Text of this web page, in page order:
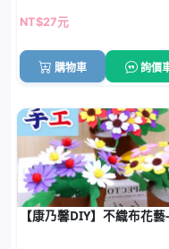
NT$27元
購物車 詢價
【康乃馨DIY】不織布花